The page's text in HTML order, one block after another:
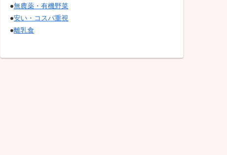
●無農薬・有機野菜
●安い・コスパ重視
●離乳食